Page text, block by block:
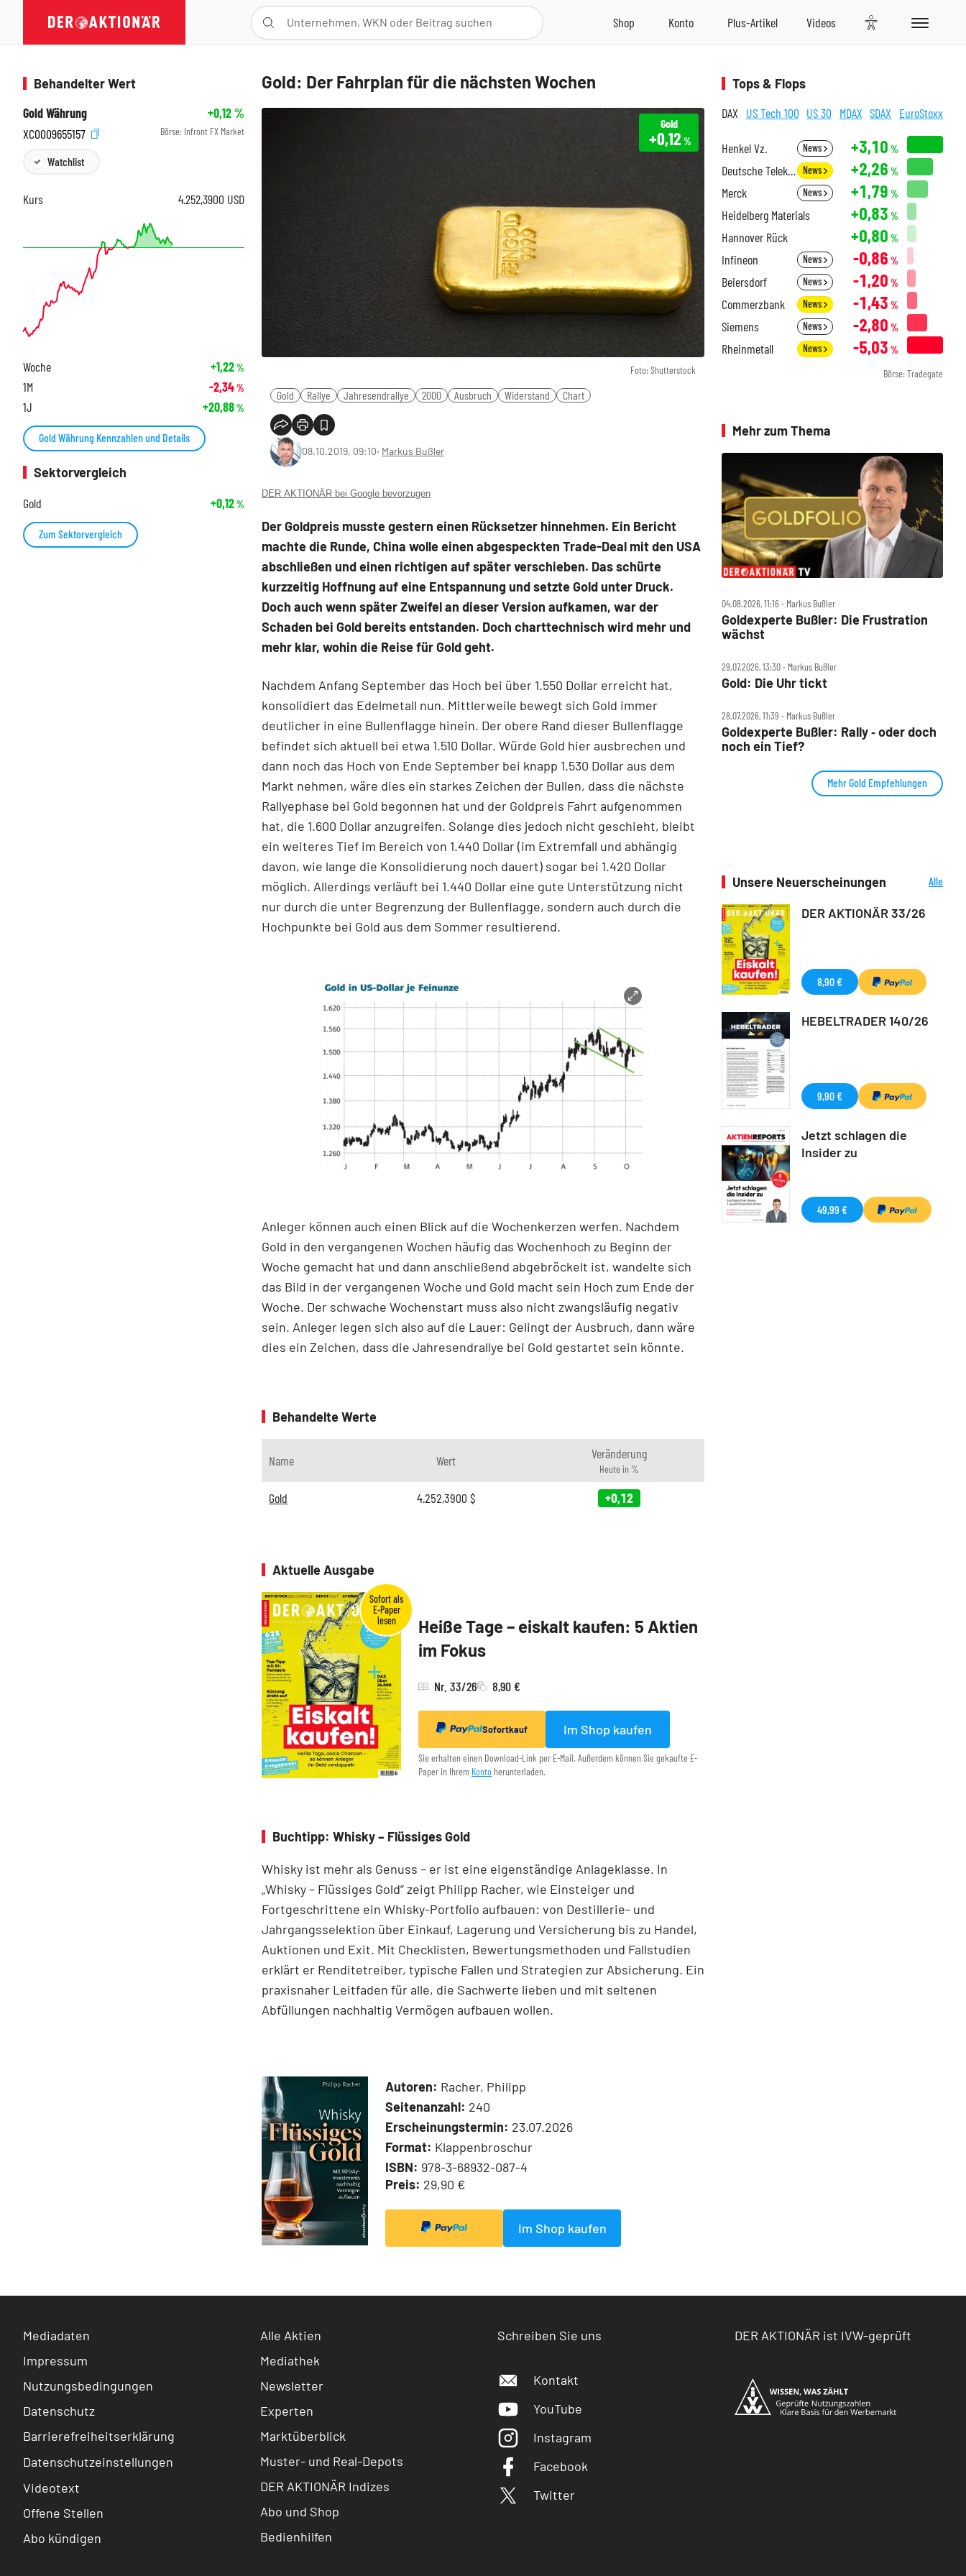
Gold: Der Fahrplan für die nächsten Wochen
Foto: Shutterstock
Gold
+0,12%
Gold Rallye Jahresendrallye 2000 Ausbruch Widerstand Chart
08.10.2019, 09:10‧ Markus Bußler
DER AKTIONÄR bei Google bevorzugen
Der Goldpreis musste gestern einen Rücksetzer hinnehmen. Ein Bericht
machte die Runde, China wolle einen abgespeckten Trade-Deal mit den USA
abschließen und einen richtigen auf später verschieben. Das schürte
kurzzeitig Hoffnung auf eine Entspannung und setzte Gold unter Druck.
Doch auch wenn später Zweifel an dieser Version aufkamen, war der
Schaden bei Gold bereits entstanden. Doch charttechnisch wird mehr und
mehr klar, wohin die Reise für Gold geht.
Nachdem Anfang September das Hoch bei über 1.550 Dollar erreicht hat,
konsolidiert das Edelmetall nun. Mittlerweile bewegt sich Gold immer
deutlicher in eine Bullenflagge hinein. Der obere Rand dieser Bullenflagge
befindet sich aktuell bei etwa 1.510 Dollar. Würde Gold hier ausbrechen und
dann noch das Hoch von Ende September bei knapp 1.530 Dollar aus dem
Markt nehmen, wäre dies ein starkes Zeichen der Bullen, dass die nächste
Rallyephase bei Gold begonnen hat und der Goldpreis Fahrt aufgenommen
hat, die 1.600 Dollar anzugreifen. Solange dies jedoch nicht geschieht, bleibt
ein weiteres Tief im Bereich von 1.440 Dollar (im Extremfall und abhängig
davon, wie lange die Konsolidierung noch dauert) sogar bei 1.420 Dollar
möglich. Allerdings verläuft bei 1.440 Dollar eine gute Unterstützung nicht
nur durch die unter Begrenzung der Bullenflagge, sondern auch durch die
Hochpunkte bei Gold aus dem Sommer resultierend.
Anleger können auch einen Blick auf die Wochenkerzen werfen. Nachdem
Gold in den vergangenen Wochen häufig das Wochenhoch zu Beginn der
Woche gemacht hat und dann anschließend abgebröckelt ist, wandelte sich
das Bild in der vergangenen Woche und Gold macht sein Hoch zum Ende der
Woche. Der schwache Wochenstart muss also nicht zwangsläufig negativ
sein. Anleger legen sich also auf die Lauer: Gelingt der Ausbruch, dann wäre
dies ein Zeichen, dass die Jahresendrallye bei Gold gestartet sein könnte.
Behandelte Werte
Name Wert Veränderung
Heute in %
Gold 4.252,3900 $ +0,12
Aktuelle Ausgabe
Heiße Tage – eiskalt kaufen: 5 Aktien
im Fokus
Nr. 33/26 8,90 €
Sofortkauf Im Shop kaufen
Sie erhalten einen Download-Link per E-Mail. Außerdem können Sie gekaufte E-
Paper in Ihrem Konto herunterladen.
Buchtipp: Whisky – Flüssiges Gold
Whisky ist mehr als Genuss – er ist eine eigenständige Anlageklasse. In
„Whisky – Flüssiges Gold“ zeigt Philipp Racher, wie Einsteiger und
Fortgeschrittene ein Whisky-Portfolio aufbauen: von Destillerie- und
Jahrgangsselektion über Einkauf, Lagerung und Versicherung bis zu Handel,
Auktionen und Exit. Mit Checklisten, Bewertungsmethoden und Fallstudien
erklärt er Renditetreiber, typische Fallen und Strategien zur Absicherung. Ein
praxisnaher Leitfaden für alle, die Sachwerte lieben und mit seltenen
Abfüllungen nachhaltig Vermögen aufbauen wollen.
Autoren: Racher, Philipp
Seitenanzahl: 240
Erscheinungstermin: 23.07.2026
Format: Klappenbroschur
ISBN: 978-3-68932-087-4
Preis: 29,90 €
Im Shop kaufen
Behandelter Wert
Gold Währung
+0,12%
XC0009655157
Börse: Infront FX Market
Watchlist
Kurs 4.252,3900 USD
Woche +1,22%
1M -2,34%
1J +20,88%
Gold Währung Kennzahlen und Details
Sektorvergleich
Gold
+0,12%
Zum Sektorvergleich
Tops & Flops
DAX US Tech 100 US 30 MDAX SDAX EuroStoxx
Henkel Vz. News +3,10 %
Deutsche Telekom News +2,26 %
Merck News +1,79 %
Heidelberg Materials +0,83 %
Hannover Rück +0,80 %
Infineon News -0,86 %
Beiersdorf News -1,20 %
Commerzbank News -1,43 %
Siemens News -2,80 %
Rheinmetall News -5,03 %
Börse: Tradegate
Mehr zum Thema
04.08.2026, 11:16 ‧ Markus Bußler
Goldexperte Bußler: Die Frustration
wächst
29.07.2026, 13:30 ‧ Markus Bußler
Gold: Die Uhr tickt
28.07.2026, 11:39 ‧ Markus Bußler
Goldexperte Bußler: Rally ‑ oder doch
noch ein Tief?
Mehr Gold Empfehlungen
Unsere Neuerscheinungen
Alle
DER AKTIONÄR 33/26
8,90 €
HEBELTRADER 140/26
9,90 €
Jetzt schlagen die
Insider zu
49,99 €
Mediadaten
Impressum
Nutzungsbedingungen
Datenschutz
Barrierefreiheitserklärung
Datenschutzeinstellungen
Videotext
Offene Stellen
Abo kündigen
Alle Aktien
Mediathek
Newsletter
Experten
Marktüberblick
Muster- und Real-Depots
DER AKTIONÄR Indizes
Abo und Shop
Bedienhilfen
Schreiben Sie uns
Kontakt
YouTube
Instagram
Facebook
Twitter
DER AKTIONÄR ist IVW-geprüft